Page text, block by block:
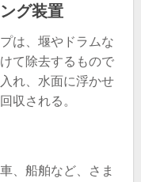
グ装置
は、堰やドラムな
て除去するもので
れ、水面に浮かせ
収される。
、船舶など、さま